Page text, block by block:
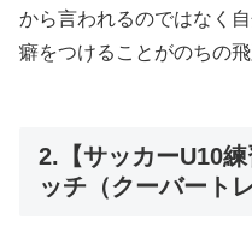
から言われるのではなく
癖をつけることがのちの
2.【サッカーU10
ッチ（クーバート